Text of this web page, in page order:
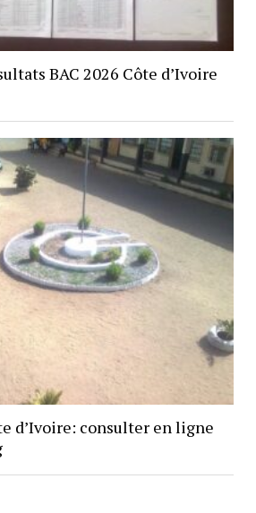
BAC 2026 Côte d’Ivoire
d’Ivoire: consulter en ligne